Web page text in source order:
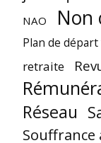
NAO Non
Plan de
retraite
Réseau
Souffrance